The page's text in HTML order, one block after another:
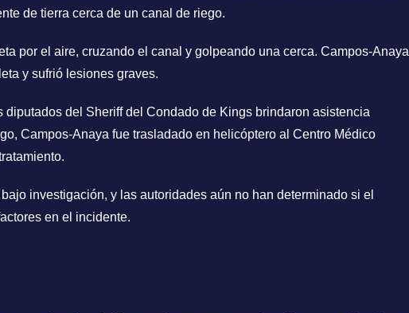
de tierra cerca de un canal de riego.
por el aire, cruzando el canal y golpeando una cerca. Campos-Anaya
y sufrió lesiones graves.
diputados del Sheriff del Condado de Kings brindaron asistencia
Campos-Anaya fue trasladado en helicóptero al Centro Médico
investigación, y las autoridades aún no han determinado si el
en el incidente.